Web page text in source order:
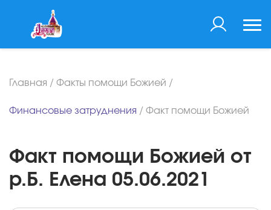
Главная / Факты помощи Божией /
Финансовые затруднения / Факт помощи Божией
Факт помощи Божией от
р.Б. Елена 05.06.2021